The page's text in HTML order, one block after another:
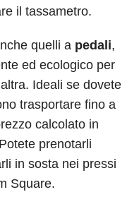
il tassametro.
quelli a pedali,
ed ecologico per
Ideali se dovete
trasportare fino a
calcolato in
prenotarli
in sosta nei pressi
Square.